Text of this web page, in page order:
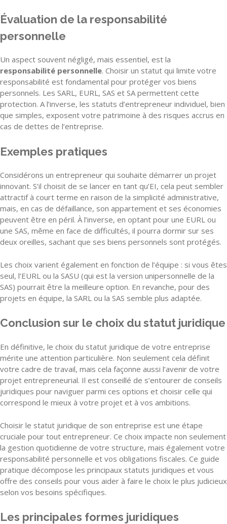
Évaluation de la responsabilité
personnelle
Un aspect souvent négligé, mais essentiel, est la
responsabilité personnelle. Choisir un statut qui limite votre
responsabilité est fondamental pour protéger vos biens
personnels. Les SARL, EURL, SAS et SA permettent cette
protection. A l’inverse, les statuts d’entrepreneur individuel, bien
que simples, exposent votre patrimoine à des risques accrus en
cas de dettes de l’entreprise.
Exemples pratiques
Considérons un entrepreneur qui souhaite démarrer un projet
innovant. S’il choisit de se lancer en tant qu’EI, cela peut sembler
attractif à court terme en raison de la simplicité administrative,
mais, en cas de défaillance, son appartement et ses économies
peuvent être en péril. À l’inverse, en optant pour une EURL ou
une SAS, même en face de difficultés, il pourra dormir sur ses
deux oreilles, sachant que ses biens personnels sont protégés.
Les choix varient également en fonction de l’équipe : si vous êtes
seul, l’EURL ou la SASU (qui est la version unipersonnelle de la
SAS) pourrait être la meilleure option. En revanche, pour des
projets en équipe, la SARL ou la SAS semble plus adaptée.
Conclusion sur le choix du statut juridique
En définitive, le choix du statut juridique de votre entreprise
mérite une attention particulière. Non seulement cela définit
votre cadre de travail, mais cela façonne aussi l’avenir de votre
projet entrepreneurial. Il est conseillé de s’entourer de conseils
juridiques pour naviguer parmi ces options et choisir celle qui
correspond le mieux à votre projet et à vos ambitions.
Choisir le statut juridique de son entreprise est une étape
cruciale pour tout entrepreneur. Ce choix impacte non seulement
la gestion quotidienne de votre structure, mais également votre
responsabilité personnelle et vos obligations fiscales. Ce guide
pratique décompose les principaux statuts juridiques et vous
offre des conseils pour vous aider à faire le choix le plus judicieux
selon vos besoins spécifiques.
Les principales formes juridiques